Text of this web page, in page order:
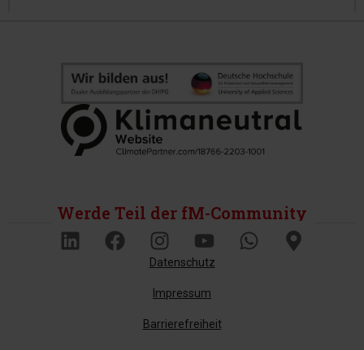
Werde Teil der fM-Community
Datenschutz
Impressum
Barrierefreiheit